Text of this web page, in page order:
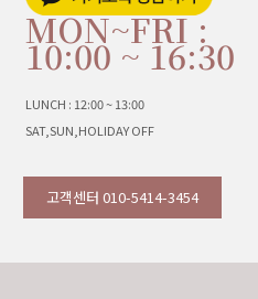
MON~FRI :
10:00 ~ 16:30
LUNCH : 12:00 ~ 13:00
SAT,SUN,HOLIDAY OFF
고객센터 010-5414-3454